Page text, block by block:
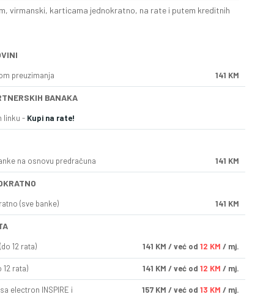
virmanski, karticama jednokratno, na rate i putem kreditnih
preuzimanja 141 KM
BANAKA
linku - Kupi na rate!
na osnovu predračuna 141 KM
(sve banke) 141 KM
12 rata) 141 KM / već od 12 KM / mj.
12 rata) 141 KM / već od 12 KM / mj.
electron INSPIRE i
157 KM / već od 13 KM / mj.